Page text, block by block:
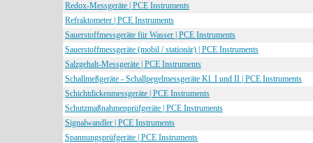
Redox-Messgeräte | PCE Instruments
Refraktometer | PCE Instruments
Sauerstoffmessgeräte für Wasser | PCE Instruments
Sauerstoffmessgeräte (mobil / stationär) | PCE Instruments
Salzgehalt-Messgeräte | PCE Instruments
Schallmeßgeräte - Schallpegelmessgeräte Kl. I und II | PCE Instruments
Schichtdickenmessgeräte | PCE Instruments
Schutzmaßnahmenprüfgeräte | PCE Instruments
Signalwandler | PCE Instruments
Spannungsprüfgeräte | PCE Instruments